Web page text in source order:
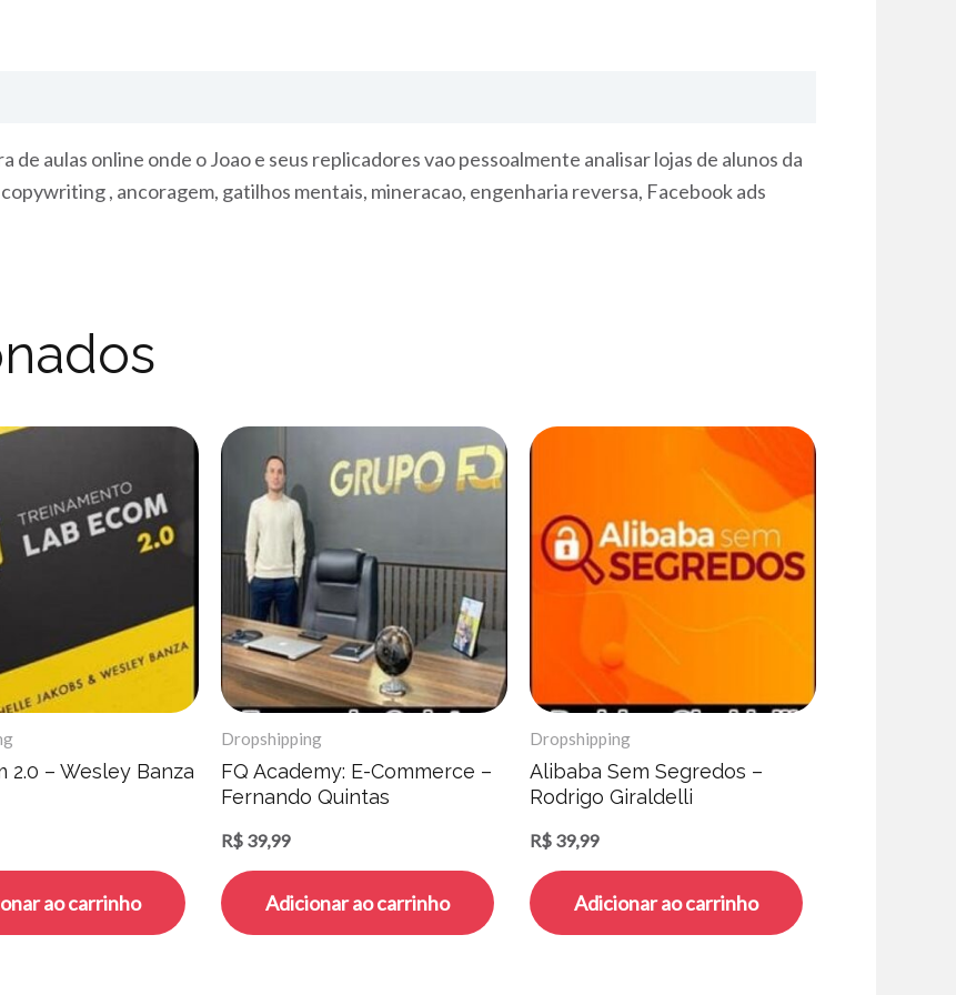
aulas online onde o Joao e seus replicadores vao pessoalmente analisar lojas de alunos da
, ancoragem, gatilhos mentais, mineracao, engenharia reversa, Facebook ads
2.0 – Wesley Banza
ao carrinho
Dropshipping
FQ Academy: E-Commerce –
Fernando Quintas
R$ 39,99
Adicionar ao carrinho
Dropshipping
Alibaba Sem Segredos –
Rodrigo Giraldelli
R$ 39,99
Adicionar ao carrinho